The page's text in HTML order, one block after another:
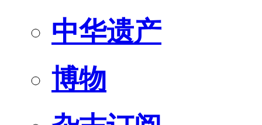
中华遗产
博物